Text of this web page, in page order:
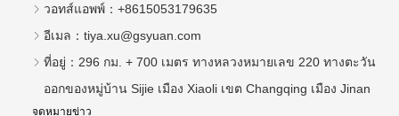
วอทส์แอพพ์： +8615053179635
อีเมล： tiya.xu@gsyuan.com
ที่อยู่： 296 กม. + 700 เมตร ทางหลวงหมายเลข 220 ทางตะวัน
ออกของหมู่บ้าน Sijie เมือง Xiaoli เขต Changqing เมือง Jinan
จดหมายข่าว